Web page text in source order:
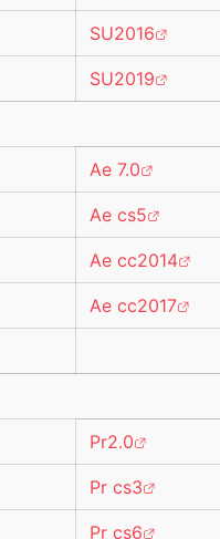
SU2016
SU2019
Ae 7.0
Ae cs5
Ae cc2014
Ae cc2017
Pr2.0
Pr cs3
Pr cs6